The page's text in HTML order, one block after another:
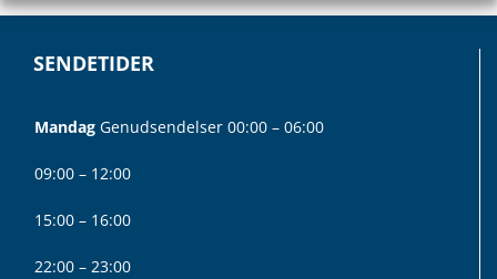
SENDETIDER
Mandag Genudsendelser 00:00 – 06:00
09:00 – 12:00
15:00 – 16:00
22:00 – 23:00